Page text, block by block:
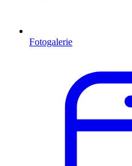
Fotogalerie